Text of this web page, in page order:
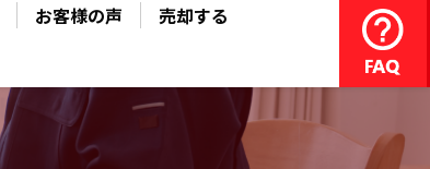
お客様の声 売却する